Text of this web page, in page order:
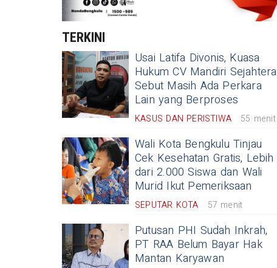
TERKINI
Usai Latifa Divonis, Kuasa
Hukum CV Mandiri Sejahtera
Sebut Masih Ada Perkara
Lain yang Berproses
KASUS DAN PERISTIWA 55 menit
Wali Kota Bengkulu Tinjau
Cek Kesehatan Gratis, Lebih
dari 2.000 Siswa dan Wali
Murid Ikut Pemeriksaan
SEPUTAR KOTA 57 menit
Putusan PHI Sudah Inkrah,
PT RAA Belum Bayar Hak
Mantan Karyawan